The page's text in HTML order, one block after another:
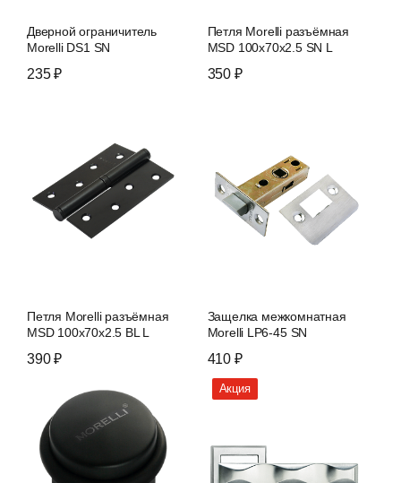
Дверной ограничитель
Morelli DS1 SN
235 ₽
Петля Morelli разъёмная
MSD 100x70x2.5 SN L
350 ₽
Петля Morelli разъёмная
MSD 100x70x2.5 BL L
390 ₽
Защелка межкомнатная
Morelli LP6-45 SN
410 ₽
Акция